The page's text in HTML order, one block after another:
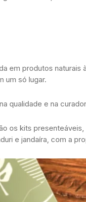
em produtos
um só lugar.
qualidade e na
os kits
e jandaíra, com a